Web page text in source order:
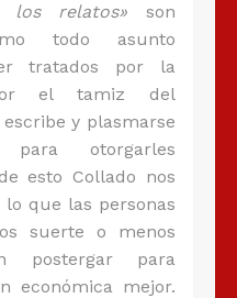
los relatos» son
todo asunto
tratados por la
el tamiz del
y plasmarse
otorgarles
esto Collado nos
que las personas
suerte o menos
postergar para
económica mejor.